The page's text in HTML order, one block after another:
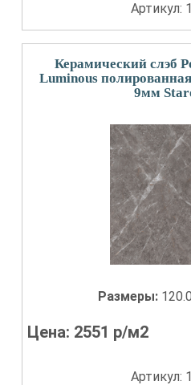
Артикул:
Керамический слэб
Luminous
9мм
Размеры:
Цена: 2551 р/м2
Артикул: